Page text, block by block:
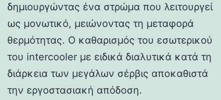
δημιουργώντας ένα στρώμα που λειτουργεί
ως μονωτικό, μειώνοντας τη μεταφορά
θερμότητας. Ο καθαρισμός του εσωτερικού
του intercooler με ειδικά διαλυτικά κατά τη
διάρκεια των μεγάλων σέρβις αποκαθιστά
την εργοστασιακή απόδοση.